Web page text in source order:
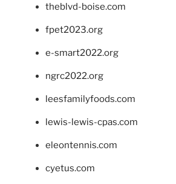
theblvd-boise.com
fpet2023.org
e-smart2022.org
ngrc2022.org
leesfamilyfoods.com
lewis-lewis-cpas.com
eleontennis.com
cyetus.com